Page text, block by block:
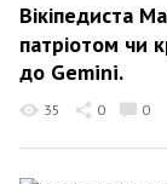
Вікіпедиста
патріотом чи
до Gemini.
35 0 0